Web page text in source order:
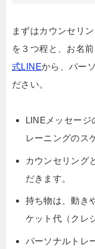
まずはカウンセリ
を３つ程と、お名
式LINEから、パー
ださい。
LINEメッセージ
レーニングのス
カウンセリング
だきます。
持ち物は、動き
ケット代（クレ
パーソナルトレ